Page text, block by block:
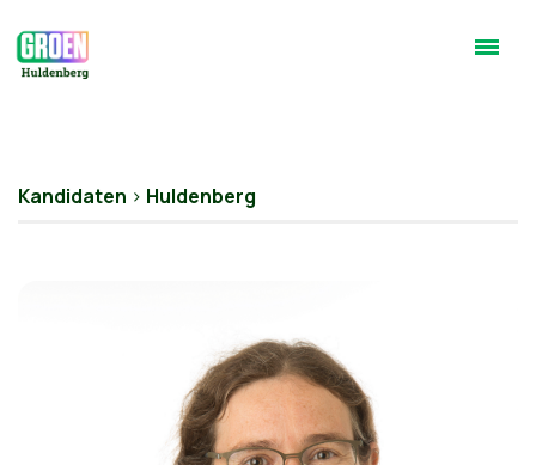
Kandidaten > Huldenberg